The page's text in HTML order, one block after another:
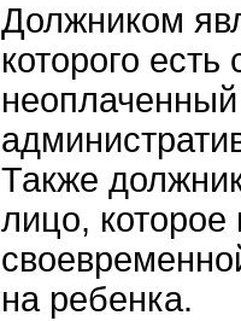
Должником
которого
Также
лицо, которое
на ребенка.